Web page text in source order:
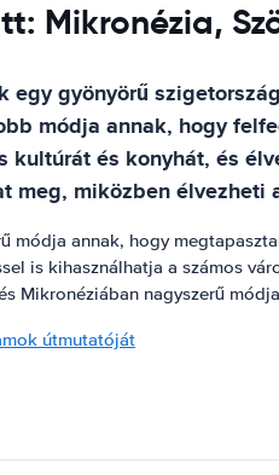
Mikronézia,
egy gyönyörű
módja annak, hogy
és konyhát, és
miközben élvezheti
módja annak, hogy
is kihasználhatja a számos
Mikronéziában nagyszerű
útmutatóját